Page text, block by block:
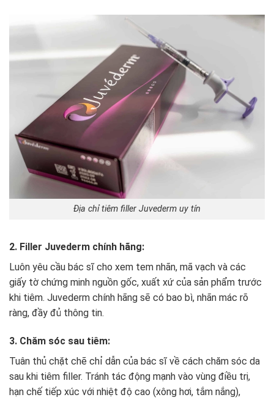
Địa chỉ tiêm filler Juvederm uy tín
2. Filler Juvederm chính hãng:
Luôn yêu cầu bác sĩ cho xem tem nhãn, mã vạch và các
giấy tờ chứng minh nguồn gốc, xuất xứ của sản phẩm trước
khi tiêm. Juvederm chính hãng sẽ có bao bì, nhãn mác rõ
ràng, đầy đủ thông tin.
3. Chăm sóc sau tiêm:
Tuân thủ chặt chẽ chỉ dẫn của bác sĩ về cách chăm sóc da
sau khi tiêm filler. Tránh tác động mạnh vào vùng điều trị,
hạn chế tiếp xúc với nhiệt độ cao (xông hơi, tắm nắng),